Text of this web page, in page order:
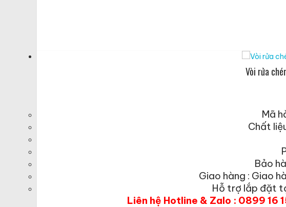
Vòi rửa
Mã
Chất
Bảo
Giao hàng : Giao
Hỗ trợ lắp đặt
Liên hệ Hotline & Zalo : 0899 16